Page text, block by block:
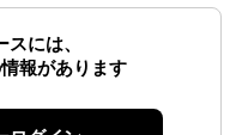
には、
報があります